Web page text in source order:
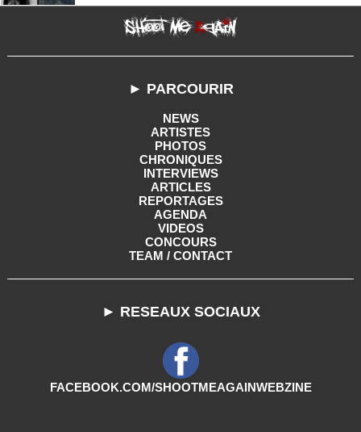
► PARCOURIR
NEWS
ARTISTES
PHOTOS
CHRONIQUES
INTERVIEWS
ARTICLES
REPORTAGES
AGENDA
VIDEOS
CONCOURS
TEAM / CONTACT
► RESEAUX SOCIAUX
FACEBOOK.COM/SHOOTMEAGAINWEBZINE